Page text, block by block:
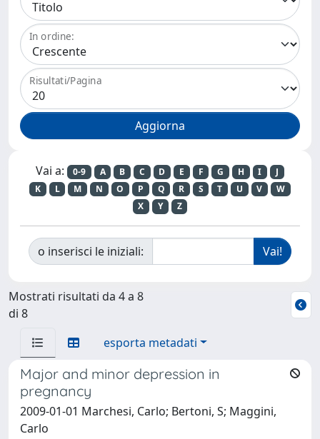
In ordine:
Risultati/Pagina
Vai a: 0-9 A B C D E F G H I
J
K
L M N O P Q R S T U V
W
X
Y Z
o inserisci le iniziali:
Mostrati risultati da 4 a 8
di 8
esporta metadati
Major and minor depression in
pregnancy
2009-01-01 Marchesi, Carlo; Bertoni, S; Maggini,
Carlo